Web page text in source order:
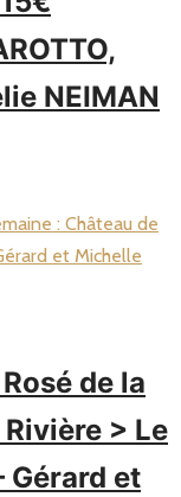
NEIMAN
de la
> Le
Gérard et